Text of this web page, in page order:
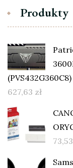
Produkty
(PVS432G360C8)
627,63 zł
73,53